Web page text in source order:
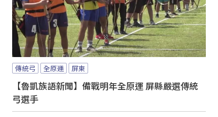
傳統弓 全原運 屏東
【魯凱族語新聞】備戰明年全原運 屏縣嚴選傳統
弓選手